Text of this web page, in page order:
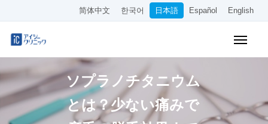
简体中文 한국어 日本語 Español English
ソプラノチタニウム
とは？少ない痛みで
美容メニュー
料金表